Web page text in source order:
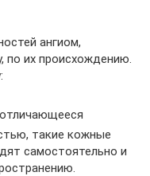
ангиом,
по их происхождению.
такие кожные
самостоятельно и